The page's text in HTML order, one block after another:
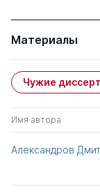
Материалы
Чужие
Имя автора
Александров